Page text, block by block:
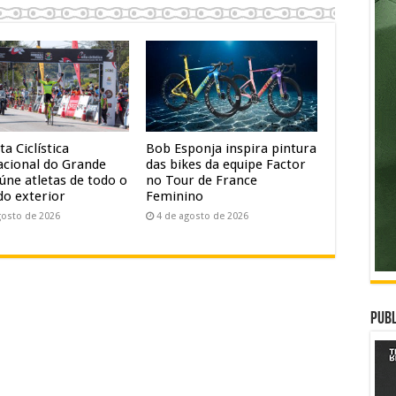
Ciclística
do Grande
atletas de todo o
exterior
de 2026
Bob Esponja inspira pintura
das bikes da equipe Factor
no Tour de France
Feminino
4 de agosto de 2026